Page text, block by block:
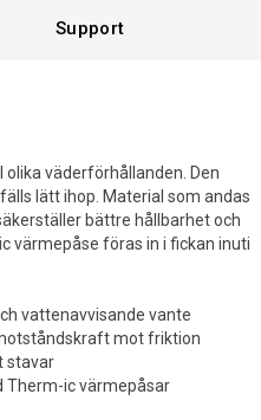
Support
olika väderförhållanden. Den
lätt ihop. Material som andas
bättre hållbarhet och
värmepåse föras in i fickan inuti
vattenavvisande vante
mot friktion
stavar
Therm-ic värmepåsar